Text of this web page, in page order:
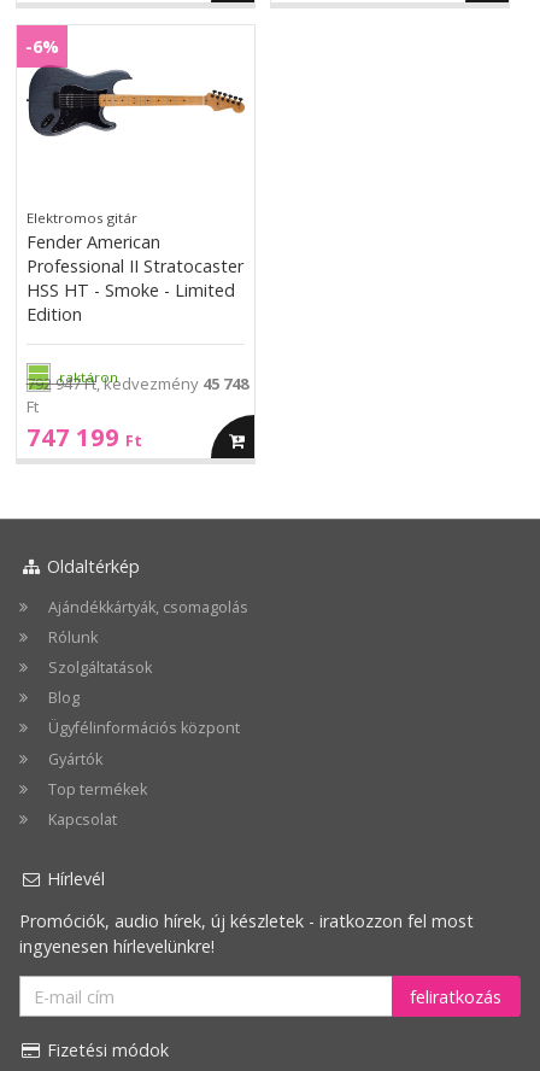
Fender
American
Professional
Stratocaster
Smoke
Limited
Edition
American
Professional
II
Stratocaster
Smoke
-
Limited
Edition
Elektromos gitár
Fender American
Professional II Stratocaster
HSS HT - Smoke - Limited
Edition
raktáron
792 947 Ft, kedvezmény 45 748
Ft
747 199 Ft
-6%
kosárba
Oldaltérkép
Ajándékkártyák, csomagolás
Rólunk
Szolgáltatások
Blog
Ügyfélinformációs központ
Gyártók
Top termékek
Kapcsolat
Hírlevél
Promóciók, audio hírek, új készletek - iratkozzon fel most
ingyenesen hírlevelünkre!
feliratkozás
Fizetési módok